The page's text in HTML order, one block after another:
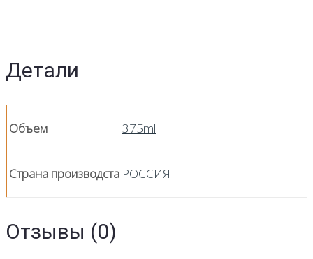
Детали
Объем 375ml
Страна производста РОССИЯ
Отзывы (0)